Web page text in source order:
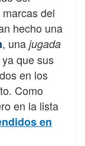
del
hecho una
, una jugada
que sus
en los
Como
en la lista
en